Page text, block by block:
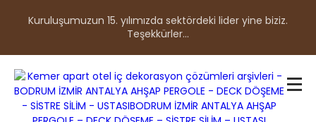
Kuruluşumuzun 15. yılımızda sektördeki lider yine biziz.
Teşekkürler...